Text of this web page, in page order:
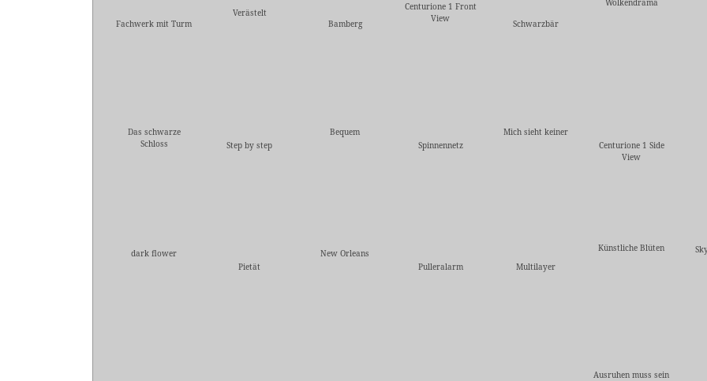
Fachwerk mit Turm
Verästelt
Bamberg
Centurione 1 Front
View
Schwarzbär
Wolkendrama
Das schwarze
Schloss
Step by step
Bequem
Spinnennetz
Mich sieht keiner
Centurione 1 Side
View
dark flower
Pietät
New Orleans
Pulleralarm
Multilayer
Künstliche Blüten
Ausruhen muss sein